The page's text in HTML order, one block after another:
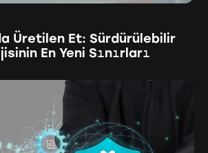
Üretilen Et: Sürdürülebilir
En Yeni Sınırları